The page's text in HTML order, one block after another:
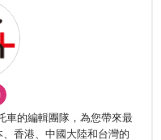
車的編輯團隊，為您帶來最
香港、中國大陸和台灣的